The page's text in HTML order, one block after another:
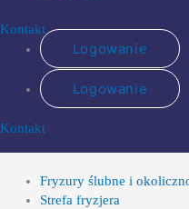
Kontakt
Logowanie
Logowanie
Kontakt
Fryzury ślubne i
Strefa fryzjera